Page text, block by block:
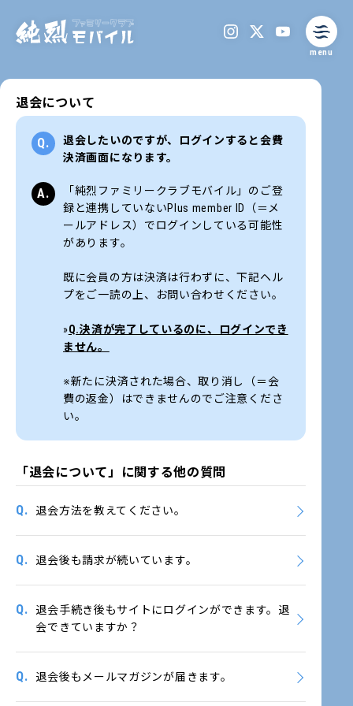
menu
退会について
退会したいのですが、ログインすると会費
決済画面になります。
「純烈ファミリークラブモバイル」のご登
録と連携していないPlus member ID（＝メ
ールアドレス）でログインしている可能性
があります。
既に会員の方は決済は行わずに、下記ヘル
プをご一読の上、お問い合わせください。
»Q.決済が完了しているのに、ログインでき
ません。
※新たに決済された場合、取り消し（＝会
費の返金）はできませんのでご注意くださ
い。
「退会について」に関する他の質問
Q. 退会方法を教えてください。
Q. 退会後も請求が続いています。
Q.
退会手続き後もサイトにログインができます。退
会できていますか？
Q. 退会後もメールマガジンが届きます。